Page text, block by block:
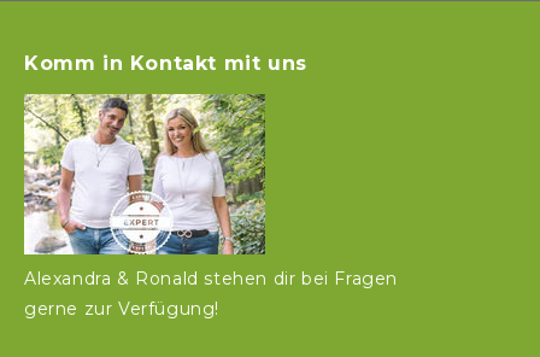
Komm in Kontakt mit uns
Alexandra & Ronald stehen dir bei Fragen
gerne zur Verfügung!